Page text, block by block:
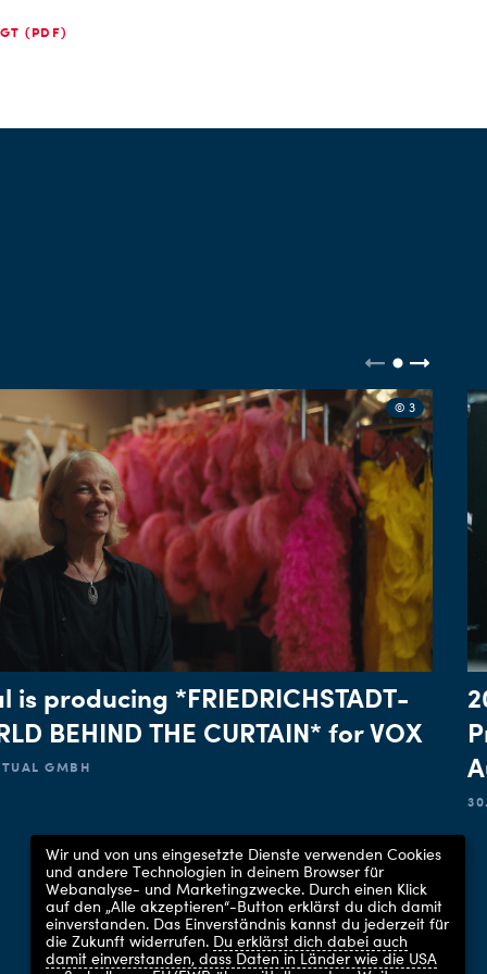
(PDF)
© 3
is producing *FRIEDRICHSTADT-
BEHIND THE CURTAIN* for VOX
GMBH
Wir und von uns eingesetzte Dienste verwenden Cookies
und andere Technologien in deinem Browser für
Webanalyse- und Marketingzwecke. Durch einen Klick
auf den „Alle akzeptieren“-Button erklärst du dich damit
einverstanden. Das Einverständnis kannst du jederzeit für
die Zukunft widerrufen. Du erklärst dich dabei auch
damit einverstanden, dass Daten in Länder wie die USA